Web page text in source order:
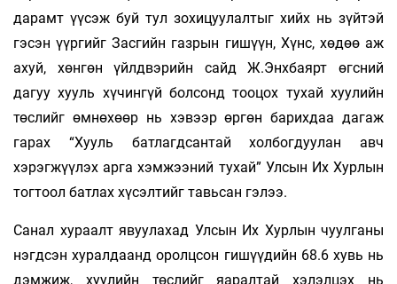
дарамт үүсэж буй тул зохицуулалтыг хийх нь зүйтэй
гэсэн үүргийг Засгийн газрын гишүүн, Хүнс, хөдөө аж
ахуй, хөнгөн үйлдвэрийн сайд Ж.Энхбаярт өгсний
дагуу хууль хүчингүй болсонд тооцох тухай хуулийн
төслийг өмнөхөөр нь хэвээр өргөн барихдаа дагаж
гарах “Хууль батлагдсантай холбогдуулан авч
хэрэгжүүлэх арга хэмжээний тухай” Улсын Их Хурлын
тогтоол батлах хүсэлтийг тавьсан гэлээ.
Санал хураалт явуулахад Улсын Их Хурлын чуулганы
нэгдсэн хуралдаанд оролцсон гишүүдийн 68.6 хувь нь
дэмжиж, хуулийн төслийг яаралтай хэлэлцэх нь